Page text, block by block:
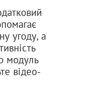
угоду, а
модуль
відео-